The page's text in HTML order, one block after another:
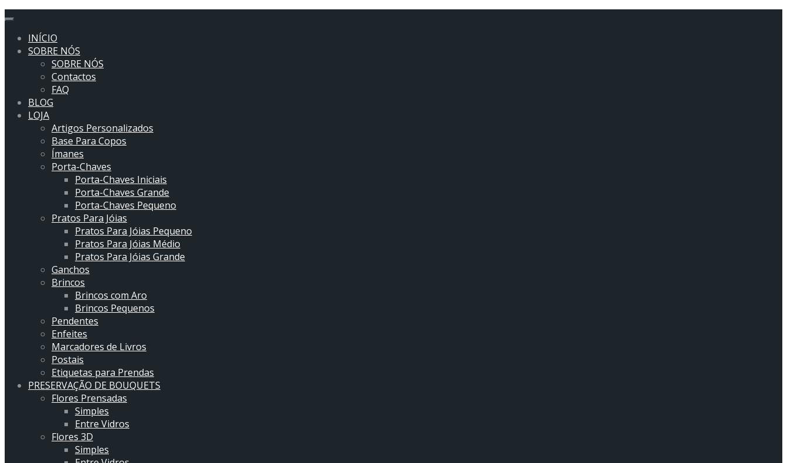
violet
flower art
INÍCIO
SOBRE NÓS
SOBRE NÓS
Contactos
FAQ
BLOG
LOJA
Artigos Personalizados
Base Para Copos
Ímanes
Porta-Chaves
Porta-Chaves Iniciais
Porta-Chaves Grande
Porta-Chaves Pequeno
Pratos Para Jóias
Pratos Para Jóias Pequeno
Pratos Para Jóias Médio
Pratos Para Jóias Grande
Ganchos
Brincos
Brincos com Aro
Brincos Pequenos
Pendentes
Enfeites
Marcadores de Livros
Postais
Etiquetas para Prendas
PRESERVAÇÃO DE BOUQUETS
Flores Prensadas
Simples
Entre Vidros
Flores 3D
Simples